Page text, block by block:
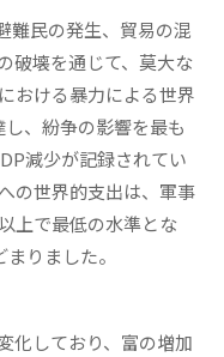
難民の発生、貿易の混
破壊を通じて、莫大な
おける暴力による世界
、紛争の影響を最も
減少が記録されてい
の世界的支出は、軍事
上で最低の水準とな
りました。
化しており、富の増加